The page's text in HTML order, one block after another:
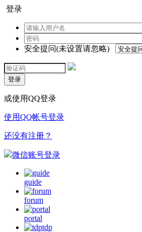
登录
安全提问(未设置请忽略)
登录
或使用QQ登录
使用QQ帐号登录
还没有注册？
微信账号登录
guide
forum
portal
tdp